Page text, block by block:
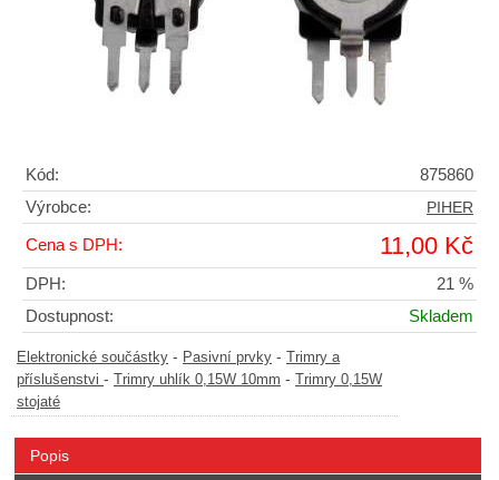
Kód:
875860
Výrobce:
PIHER
Cena s DPH: 11,00 Kč
DPH:
21 %
Dostupnost:
Skladem
Elektronické součástky - Pasivní prvky -
Trimry a
příslušenstvi - Trimry uhlík 0,15W 10mm -
Trimry 0,15W
stojaté
Popis